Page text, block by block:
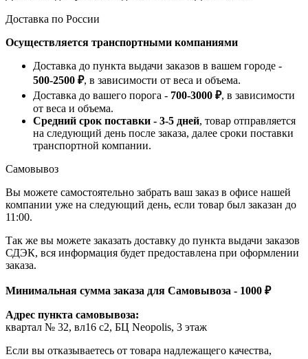
Доставка по России
Осуществляется транспортными компаниями
Доставка до пункта выдачи заказов в вашем городе -
500-2500 ₽, в зависимости от веса и объема.
Доставка до вашего порога - 700-3000 ₽, в зависимости
от веса и объема.
Средний срок поставки - 3-5 дней, товар отправляется
на следующий день после заказа, далее сроки поставки
транспортной компании.
Самовывоз
Вы можете самостоятельно забрать ваш заказ в офисе нашей
компании уже на следующий день, если товар был заказан до
11:00.
Так же вы можете заказать доставку до пункта выдачи заказов
СДЭК, вся информация будет предоставлена при оформлении
заказа.
Минимальная сумма заказа для Самовывоза - 1000 ₽
Адрес пункта самовывоза:
квартал № 32, вл16 с2, БЦ Neopolis, 3 этаж
Если вы отказываетесь от товара надлежащего качества,